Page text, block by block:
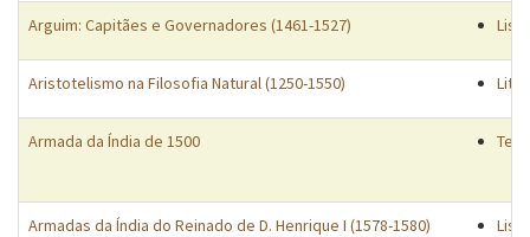
Arguim: Capitães e Governadores (1461-1527)
Aristotelismo na Filosofia Natural (1250-1550)
Armada da Índia de 1500
Armadas da Índia do Reinado de D. Henrique I (1578-1580)